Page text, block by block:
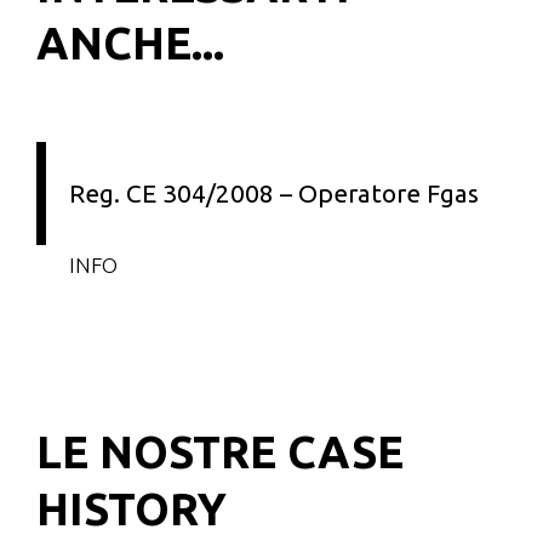
ANCHE...
Reg. CE 304/2008 – Operatore Fgas
INFO
LE NOSTRE CASE
HISTORY